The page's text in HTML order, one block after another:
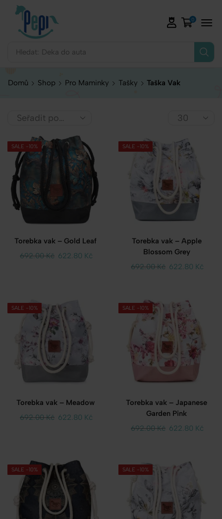
Hledat: Deka do auta
0
Domů Shop Pro Maminky Tašky Taška Vak
SALE -10%
Torebka vak – Gold Leaf
692.00Kč 622.80 Kč
SALE -10%
Torebka vak – Apple
Blossom Grey
692.00Kč 622.80 Kč
SALE -10%
Torebka vak – Meadow
692.00Kč 622.80 Kč
SALE -10%
Torebka vak – Japanese
Garden Pink
692.00Kč 622.80 Kč
SALE -10% SALE -10%